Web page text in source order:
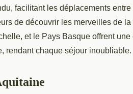
facilitant les déplacements
de découvrir les merveilles de
et le Pays Basque offrent
rendant chaque séjour inoubliable.